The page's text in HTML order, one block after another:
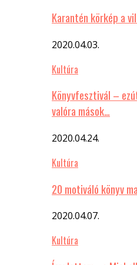
Karantén körkép a
2020.04.03.
Kultúra
Könyvfesztivál –
valóra mások…
2020.04.24.
Kultúra
20 motiváló könyv
2020.04.07.
Kultúra